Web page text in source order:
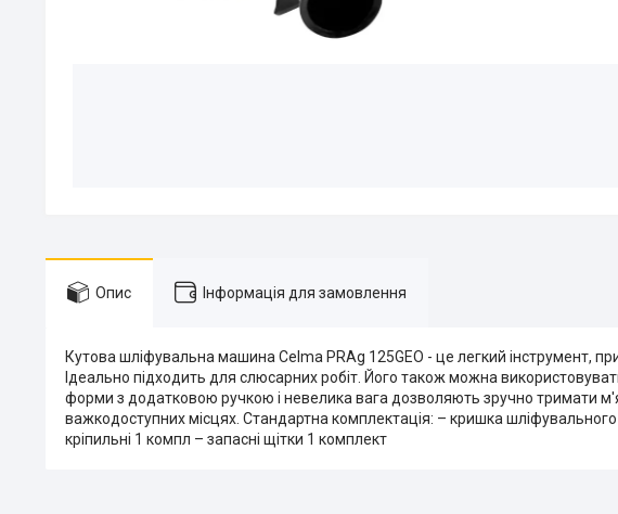
Опис Інформація для замовлення
Кутова шліфувальна машина Celma PRAg 125GEO - це легкий інструмент,
Ідеально підходить для слюсарних робіт. Його також можна
форми з додатковою ручкою і невелика вага дозволяють зручно тримати
важкодоступних місцях. Стандартна комплектація: – кришка
кріпильні 1 компл – запасні щітки 1 комплект